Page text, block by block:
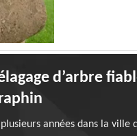
d’arbre
années dans la ville